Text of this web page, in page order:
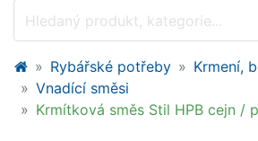
Rybářské potřeby
Krmení,
Vnadící směsi
Krmítková směs Stil HPB cejn /